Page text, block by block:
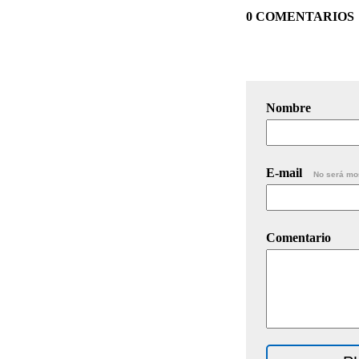
0 COMENTARIOS
Nombre
E-mail No será
Comentario